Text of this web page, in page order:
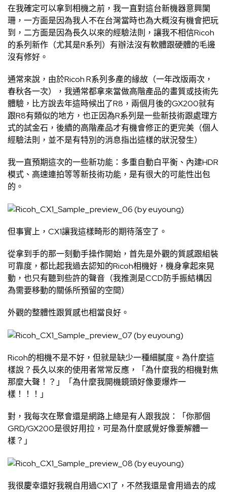
在我確定可以拿到相機之前，我一直對這台新機器意興闌
珊，一方面是因為我人不在台灣當時也為大概沒有機會把玩
到，二方面是因為長久以來的經驗法則，讓我不相信Ricoh
的系列新作（尤其是R系列）有辦法沒有軟體跟硬體的毛邊
沒有修好。
通常來說，由於Ricoh R系列多產的緣故（一年改版兩次，
春秋各一次），我通常都拿來當做高階產品的畫質或技術先
體驗，比方說去年這時候出了R8，兩個月後的GX200就有
跟R8有類似的地方，也正因為R系列是一些新技術跟處理方
式的試金石，後續的高階產品才有機會修正的更完美（個人
經驗法則，並不是有特別的消息指出這樣的狀況發生）
我一直預期這次的一些新功能：多重自動白平衡、內建HDR
模式、高速連拍等等新技術功能，是有很大的可能性出包
的。
但事實上，CX1讓我這樣畸形的期待落空了。
從拿到手的那一刻動手操作開始，首先是外觀的質感跟組裝
可靠度，都比起我過去認知的Ricoh相機好，機身拿起來晃
動，也只有聽到些許的聲音（我推測是CCD防手振結構因
為需要移動的關係所預留的空間）
外觀的整體性跟質感也相當良好。
Ricoh的相機不是不好，但就是缺少一種細膩度。為什麼這
樣說？長久以來的使用者常常反應，「為什麼我的相機對焦
那麼大聲！？」「為什麼我開機鏡頭好像要爆炸一
樣！！！」
對，我每次在聚會還是網路上總是有人跟我說：「你那個
GRD/GX200是很好用拉，可是為什麼感覺好像要解體一
樣？」
我很慶幸還好我親自用過CX1了，不然我還是會用過去的成